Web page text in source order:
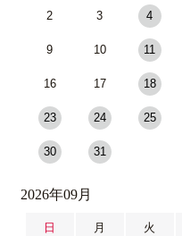
2 3 4
9 10 11
16 17 18
23 24 25
30 31
2026年09月
日 月 火